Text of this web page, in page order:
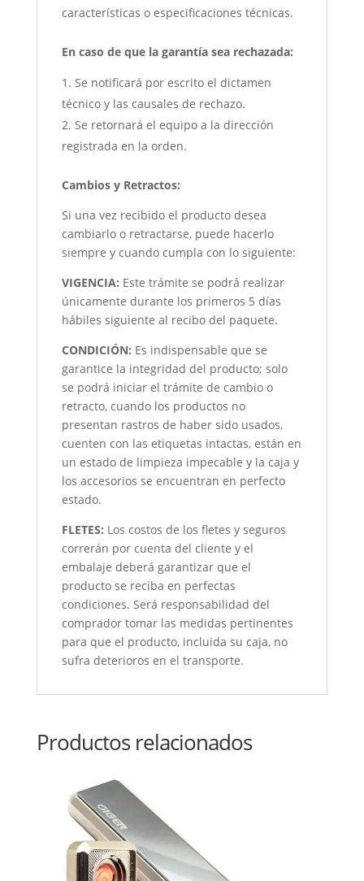
características o especificaciones técnicas.
En caso de que la garantía sea rechazada:
Se notificará por escrito el dictamen
técnico y las causales de rechazo.
Se retornará el equipo a la dirección
registrada en la orden.
Cambios y Retractos:
Si una vez recibido el producto desea
cambiarlo o retractarse, puede hacerlo
siempre y cuando cumpla con lo siguiente:
VIGENCIA: Este trámite se podrá realizar
únicamente durante los primeros 5 días
hábiles siguiente al recibo del paquete.
CONDICIÓN: Es indispensable que se
garantice la integridad del producto; solo
se podrá iniciar el trámite de cambio o
retracto, cuando los productos no
presentan rastros de haber sido usados,
cuenten con las etiquetas intactas, están en
un estado de limpieza impecable y la caja y
los accesorios se encuentran en perfecto
estado.
FLETES: Los costos de los fletes y seguros
correrán por cuenta del cliente y el
embalaje deberá garantizar que el
producto se reciba en perfectas
condiciones. Será responsabilidad del
comprador tomar las medidas pertinentes
para que el producto, incluida su caja, no
sufra deterioros en el transporte.
Productos relacionados